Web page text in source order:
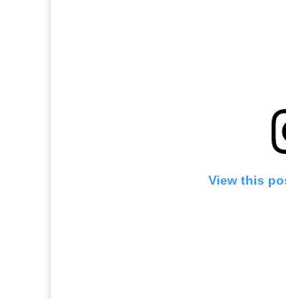
View this